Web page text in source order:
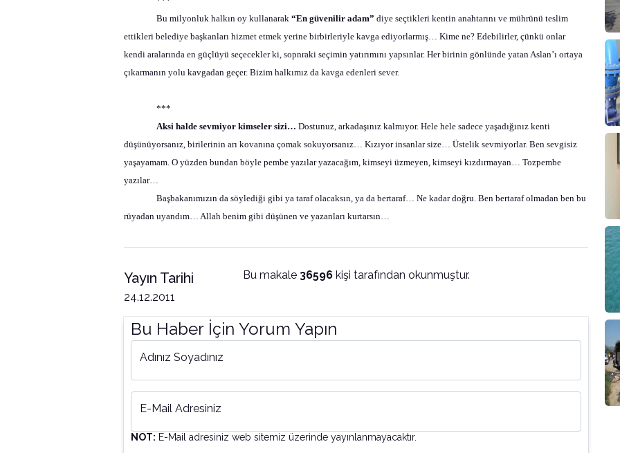
Bu milyonluk halkın oy kullanarak“En güvenilir adam” diye seçtikleri kentin anahtarını ve mührünü teslim
ettikleri belediye başkanları hizmet etmek yerine birbirleriyle kavga ediyorlarmış… Kime ne? Edebilirler, çünkü onlar
kendi aralarında en güçlüyü seçecekler ki, sopnraki seçimin yatırımını yapsınlar. Her birinin gönlünde yatan Aslan’ı ortaya
çıkarmanın yolu kavgadan geçer. Bizim halkımız da kavga edenleri sever.
***
Aksi halde sevmiyor kimseler sizi… Dostunuz, arkadaşınız kalmıyor. Hele hele sadece yaşadığınız kenti
düşünüyorsanız, birilerinin arı kovanına çomak sokuyorsanız… Kızıyor insanlar size… Üstelik sevmiyorlar. Ben sevgisiz
yaşayamam. O yüzden bundan böyle pembe yazılar yazacağım, kimseyi üzmeyen, kimseyi kızdırmayan… Tozpembe
yazılar…
Başbakanımızın da söylediği gibi ya taraf olacaksın, ya da bertaraf… Ne kadar doğru. Ben bertaraf olmadan ben bu
rüyadan uyandım… Allah benim gibi düşünen ve yazanları kurtarsın…
Yayın Tarihi
24.12.2011
Bu makale 36596kişi tarafından okunmuştur.
Bu Haber İçin Yorum Yapın
Adınız Soyadınız
E-Mail Adresiniz
NOT: E-Mail adresiniz web sitemiz üzerinde yayınlanmayacaktır.